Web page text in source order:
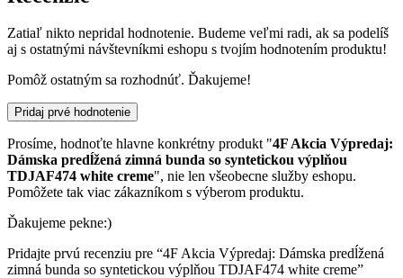
Zatiaľ nikto nepridal hodnotenie. Budeme veľmi radi, ak sa podelíš
aj s ostatnými návštevníkmi eshopu s tvojím hodnotením produktu!
Pomôž ostatným sa rozhodnúť. Ďakujeme!
Pridaj prvé hodnotenie
Prosíme, hodnoťte hlavne konkrétny produkt "4F Akcia Výpredaj:
Dámska predĺžená zimná bunda so syntetickou výplňou
TDJAF474 white creme", nie len všeobecne služby eshopu.
Pomôžete tak viac zákazníkom s výberom produktu.
Ďakujeme pekne:)
Pridajte prvú recenziu pre “4F Akcia Výpredaj: Dámska predĺžená
zimná bunda so syntetickou výplňou TDJAF474 white creme”